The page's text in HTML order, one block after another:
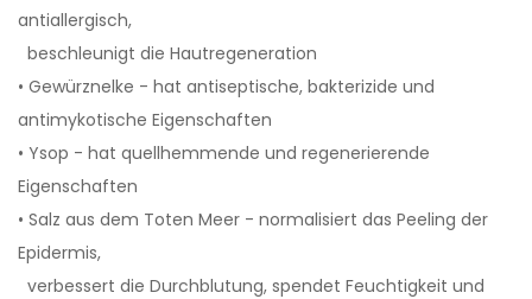
antiallergisch,
beschleunigt die Hautregeneration
• Gewürznelke - hat antiseptische, bakterizide und
antimykotische Eigenschaften
• Ysop - hat quellhemmende und regenerierende
Eigenschaften
• Salz aus dem Toten Meer - normalisiert das Peeling der
Epidermis,
verbessert die Durchblutung, spendet Feuchtigkeit und